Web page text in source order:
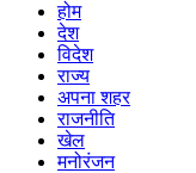
होम
देश
विदेश
राज्य
अपना शहर
राजनीति
खेल
मनोरंजन